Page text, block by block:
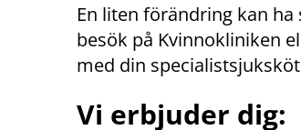
En liten förändring kan
besök på Kvinnokliniken
med din
Vi erbjuder dig: